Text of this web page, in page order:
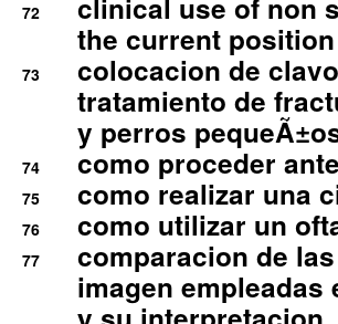
72
clinical use of non
the current position
73
colocacion de
tratamiento de
y perros
74 como proceder
75 como realizar una
76 como utilizar un
77
comparacion de
imagen